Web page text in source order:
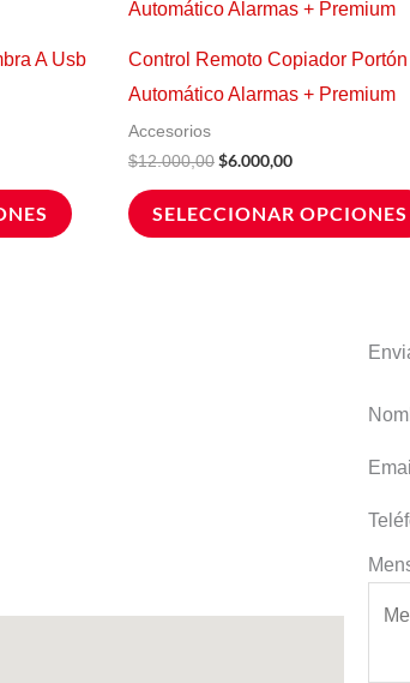
A Usb
producto
se
Control Remoto Copiador Portón
Automático Alarmas + Premium
Accesorios
$12.000,00
original
$12.000,00.
$6.000,00
actual
$6.000,00.
SELECCIONAR OPCIONES